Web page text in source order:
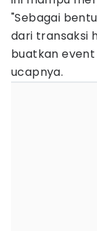
"Sebagai
dari transaksi
buatkan
ucapnya.